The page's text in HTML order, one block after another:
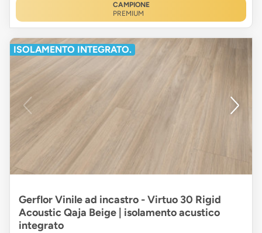
CAMPIONE
PREMIUM
ISOLAMENTO INTEGRATO.
Gerflor Vinile ad incastro - Virtuo 30 Rigid
Acoustic Qaja Beige | isolamento acustico
integrato